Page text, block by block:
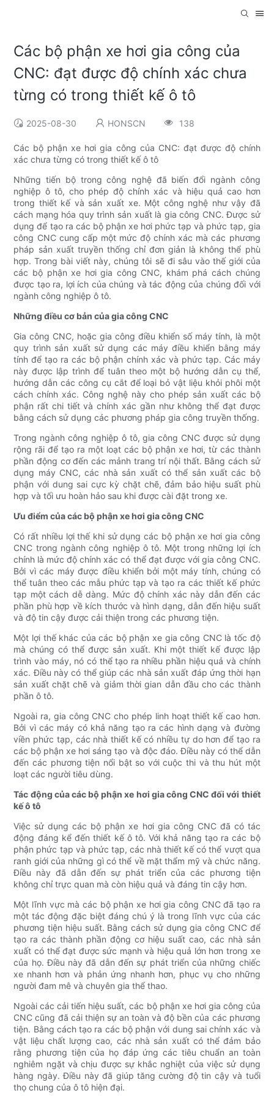
Các bộ phận xe hơi gia công của
CNC: đạt được độ chính xác chưa
từng có trong thiết kế ô tô
2025-08-30 HONSCN 138
Các bộ phận xe hơi gia công của CNC: đạt được độ chính
xác chưa từng có trong thiết kế ô tô
Những tiến bộ trong công nghệ đã biến đổi ngành công
nghiệp ô tô, cho phép độ chính xác và hiệu quả cao hơn
trong thiết kế và sản xuất xe. Một công nghệ như vậy đã
cách mạng hóa quy trình sản xuất là gia công CNC. Được sử
dụng để tạo ra các bộ phận xe hơi phức tạp và phức tạp, gia
công CNC cung cấp một mức độ chính xác mà các phương
pháp sản xuất truyền thống chỉ đơn giản là không thể phù
hợp. Trong bài viết này, chúng tôi sẽ đi sâu vào thế giới của
các bộ phận xe hơi gia công CNC, khám phá cách chúng
được tạo ra, lợi ích của chúng và tác động của chúng đối với
ngành công nghiệp ô tô.
Những điều cơ bản của gia công CNC
Gia công CNC, hoặc gia công điều khiển số máy tính, là một
quy trình sản xuất sử dụng các máy điều khiển bằng máy
tính để tạo ra các bộ phận chính xác và phức tạp. Các máy
này được lập trình để tuân theo một bộ hướng dẫn cụ thể,
hướng dẫn các công cụ cắt để loại bỏ vật liệu khỏi phôi một
cách chính xác. Công nghệ này cho phép sản xuất các bộ
phận rất chi tiết và chính xác gần như không thể đạt được
bằng cách sử dụng các phương pháp gia công truyền thống.
Trong ngành công nghiệp ô tô, gia công CNC được sử dụng
rộng rãi để tạo ra một loạt các bộ phận xe hơi, từ các thành
phần động cơ đến các mảnh trang trí nội thất. Bằng cách sử
dụng máy CNC, các nhà sản xuất có thể sản xuất các bộ
phận với dung sai cực kỳ chặt chẽ, đảm bảo hiệu suất phù
hợp và tối ưu hoàn hảo sau khi được cài đặt trong xe.
Ưu điểm của các bộ phận xe hơi gia công CNC
Có rất nhiều lợi thế khi sử dụng các bộ phận xe hơi gia công
CNC trong ngành công nghiệp ô tô. Một trong những lợi ích
chính là mức độ chính xác có thể đạt được với gia công CNC.
Bởi vì các máy được điều khiển bởi một máy tính, chúng có
thể tuân theo các mẫu phức tạp và tạo ra các thiết kế phức
tạp một cách dễ dàng. Mức độ chính xác này dẫn đến các
phần phù hợp về kích thước và hình dạng, dẫn đến hiệu suất
và độ tin cậy được cải thiện trong các phương tiện.
Một lợi thế khác của các bộ phận xe gia công CNC là tốc độ
mà chúng có thể được sản xuất. Khi một thiết kế được lập
trình vào máy, nó có thể tạo ra nhiều phần hiệu quả và chính
xác. Điều này có thể giúp các nhà sản xuất đáp ứng thời hạn
sản xuất chặt chẽ và giảm thời gian dẫn đầu cho các thành
phần ô tô.
Ngoài ra, gia công CNC cho phép linh hoạt thiết kế cao hơn.
Bởi vì các máy có khả năng tạo ra các hình dạng và đường
viền phức tạp, các nhà thiết kế có nhiều tự do hơn để tạo ra
các bộ phận xe hơi sáng tạo và độc đáo. Điều này có thể dẫn
đến các phương tiện nổi bật so với cuộc thi và thu hút một
loạt các người tiêu dùng.
Tác động của các bộ phận xe hơi gia công CNC đối với thiết
kế ô tô
Việc sử dụng các bộ phận xe hơi gia công CNC đã có tác
động đáng kể đến thiết kế ô tô. Với khả năng tạo ra các bộ
phận phức tạp và phức tạp, các nhà thiết kế có thể vượt qua
ranh giới của những gì có thể về mặt thẩm mỹ và chức năng.
Điều này đã dẫn đến sự phát triển của các phương tiện
không chỉ trực quan mà còn hiệu quả và đáng tin cậy hơn.
Một lĩnh vực mà các bộ phận xe hơi gia công CNC đã tạo ra
một tác động đặc biệt đáng chú ý là trong lĩnh vực của các
phương tiện hiệu suất. Bằng cách sử dụng gia công CNC để
tạo ra các thành phần động cơ hiệu suất cao, các nhà sản
xuất có thể đạt được sức mạnh và hiệu quả lớn hơn trong xe
của họ. Điều này đã dẫn đến sự phát triển của những chiếc
xe nhanh hơn và phản ứng nhanh hơn, phục vụ cho những
người đam mê và chuyên gia thể thao.
Ngoài các cải tiến hiệu suất, các bộ phận xe hơi gia công của
CNC cũng đã cải thiện sự an toàn và độ bền của các phương
tiện. Bằng cách tạo ra các bộ phận với dung sai chính xác và
vật liệu chất lượng cao, các nhà sản xuất có thể đảm bảo
rằng phương tiện của họ đáp ứng các tiêu chuẩn an toàn
nghiêm ngặt và chịu được sự khắc nghiệt của việc sử dụng
hàng ngày. Điều này đã giúp tăng cường độ tin cậy và tuổi
thọ chung của ô tô hiện đại.